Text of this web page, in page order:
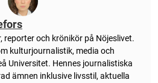
reporter och krönikör på Nöjeslivet.
kulturjournalistik, media och
Universitet. Hennes journalistiska
ämnen inklusive livsstil, aktuella